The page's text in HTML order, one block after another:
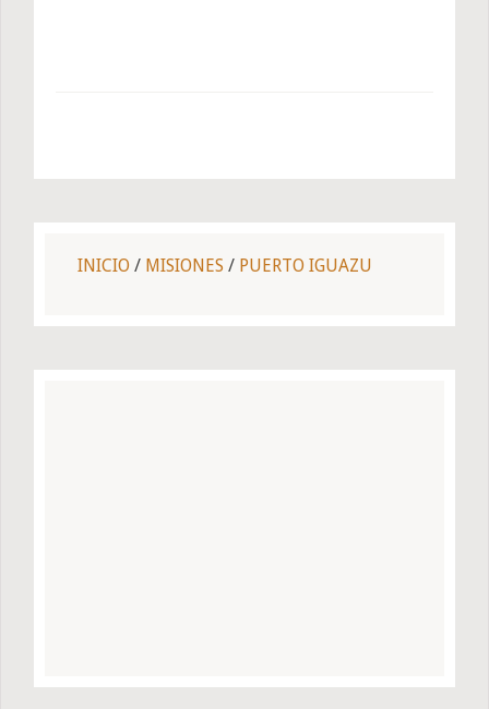
INICIO / MISIONES / PUERTO IGUAZU